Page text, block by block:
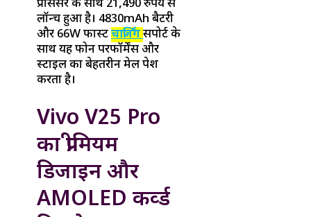
प्रोसेसर के साथ 21,490 रुपये से
लॉन्च हुआ है। 4830mAh बैटरी
और 66W फास्टचार्जिंगसपोर्ट के
साथ यह फोन परफॉर्मेंस और
स्टाइल का बेहतरीन मेल पेश
करता है।
Vivo V25 Pro
का प्रीमियम
डिजाइन और
AMOLED कर्व्ड